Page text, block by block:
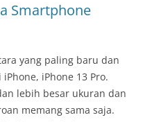
Smartphone
yang paling baru dan
iPhone 13 Pro.
lebih besar ukuran dan
memang sama saja.